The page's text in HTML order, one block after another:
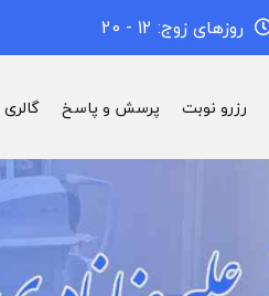
روزهای زوج: 12 - 20
رزرو نوبت پرسش و پاسخ